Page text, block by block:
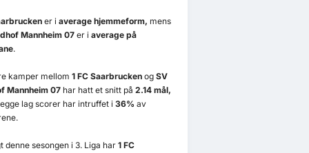
er i average hjemmeform, mens
Mannheim 07er i average på
.
kamper mellom 1 FC Saarbruckenog SV
Mannheim 07har hatt et snitt på 2.14 mål,
lag scorer har intruffet i 36% av
denne sesongen i 3. Liga har 1 FC